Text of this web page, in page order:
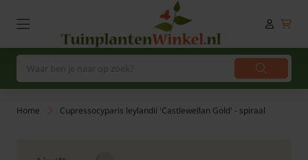
Home Cupressocyparis leylandii 'Castlewellan Gold' - spiraal